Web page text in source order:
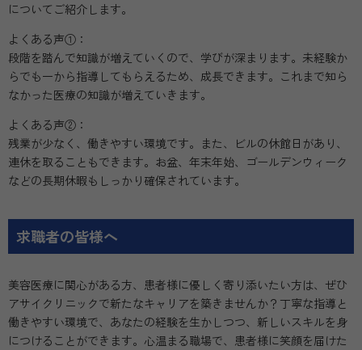
についてご紹介します。
よくある声①：
段階を踏んで知識が増えていくので、学びが深まります。未経験か
らでも一から指導してもらえるため、成長できます。これまで知ら
なかった医療の知識が増えていきます。
よくある声②：
残業が少なく、働きやすい環境です。また、ビルの休館日があり、
連休を取ることもできます。お盆、年末年始、ゴールデンウィーク
などの長期休暇もしっかり確保されています。
求職者の皆様へ
美容医療に関心がある方、患者様に優しく寄り添いたい方は、ぜひ
アサイクリニックで新たなキャリアを築きませんか？丁寧な指導と
働きやすい環境で、あなたの経験を生かしつつ、新しいスキルを身
につけることができます。心温まる職場で、患者様に笑顔を届けた